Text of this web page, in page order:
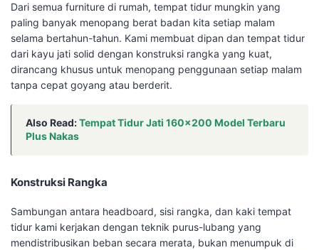
Dari semua furniture di rumah, tempat tidur mungkin yang
paling banyak menopang berat badan kita setiap malam
selama bertahun-tahun. Kami membuat dipan dan tempat tidur
dari kayu jati solid dengan konstruksi rangka yang kuat,
dirancang khusus untuk menopang penggunaan setiap malam
tanpa cepat goyang atau berderit.
Also Read:Tempat Tidur Jati 160×200 Model Terbaru
Plus Nakas
Konstruksi Rangka
Sambungan antara headboard, sisi rangka, dan kaki tempat
tidur kami kerjakan dengan teknik purus-lubang yang
mendistribusikan beban secara merata, bukan menumpuk di